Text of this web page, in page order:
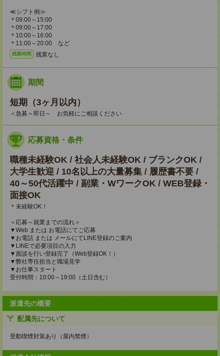
≪シフト例≫
＊09:00～15:00
＊09:00～17:00
＊10:00～16:00
＊11:00～20:00 など
残業時間 残業なし
期間
短期（3ヶ月以内）
＜急募＞即日～ お気軽にご相談ください
応募資格・条件
職種未経験OK / 社会人未経験OK / ブランクOK /
大学生歓迎 / 10名以上の大量募集 / 履歴書不要 /
40～50代活躍中 / 副業・WワークOK / WEB登録・
面接OK
＊未経験OK！
＜応募～就業までの流れ＞
▼Web または お電話にてご応募
▼お電話 または メールにてLINE登録のご案内
▼LINEで必要項目の入力
▼面談を行い登録完了（Web登録OK！）
▼弊社専任担当と職場見学
▼お仕事スタート
受付時間：10:00～19:00（土日含む）
派遣先の概要
配属先について
受動喫煙対策あり（屋内禁煙）